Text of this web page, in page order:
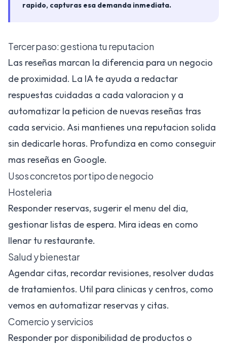
rapido, capturas esa demanda inmediata.
Tercer paso: gestiona tu reputacion
Las reseñas marcan la diferencia para un negocio
de proximidad. La IA te ayuda a redactar
respuestas cuidadas a cada valoracion y a
automatizar la peticion de nuevas reseñas tras
cada servicio. Asi mantienes una reputacion solida
sin dedicarle horas. Profundiza en como conseguir
mas reseñas en Google.
Usos concretos por tipo de negocio
Hosteleria
Responder reservas, sugerir el menu del dia,
gestionar listas de espera. Mira ideas en como
llenar tu restaurante.
Salud y bienestar
Agendar citas, recordar revisiones, resolver dudas
de tratamientos. Util para clinicas y centros, como
vemos en automatizar reservas y citas.
Comercio y servicios
Responder por disponibilidad de productos o